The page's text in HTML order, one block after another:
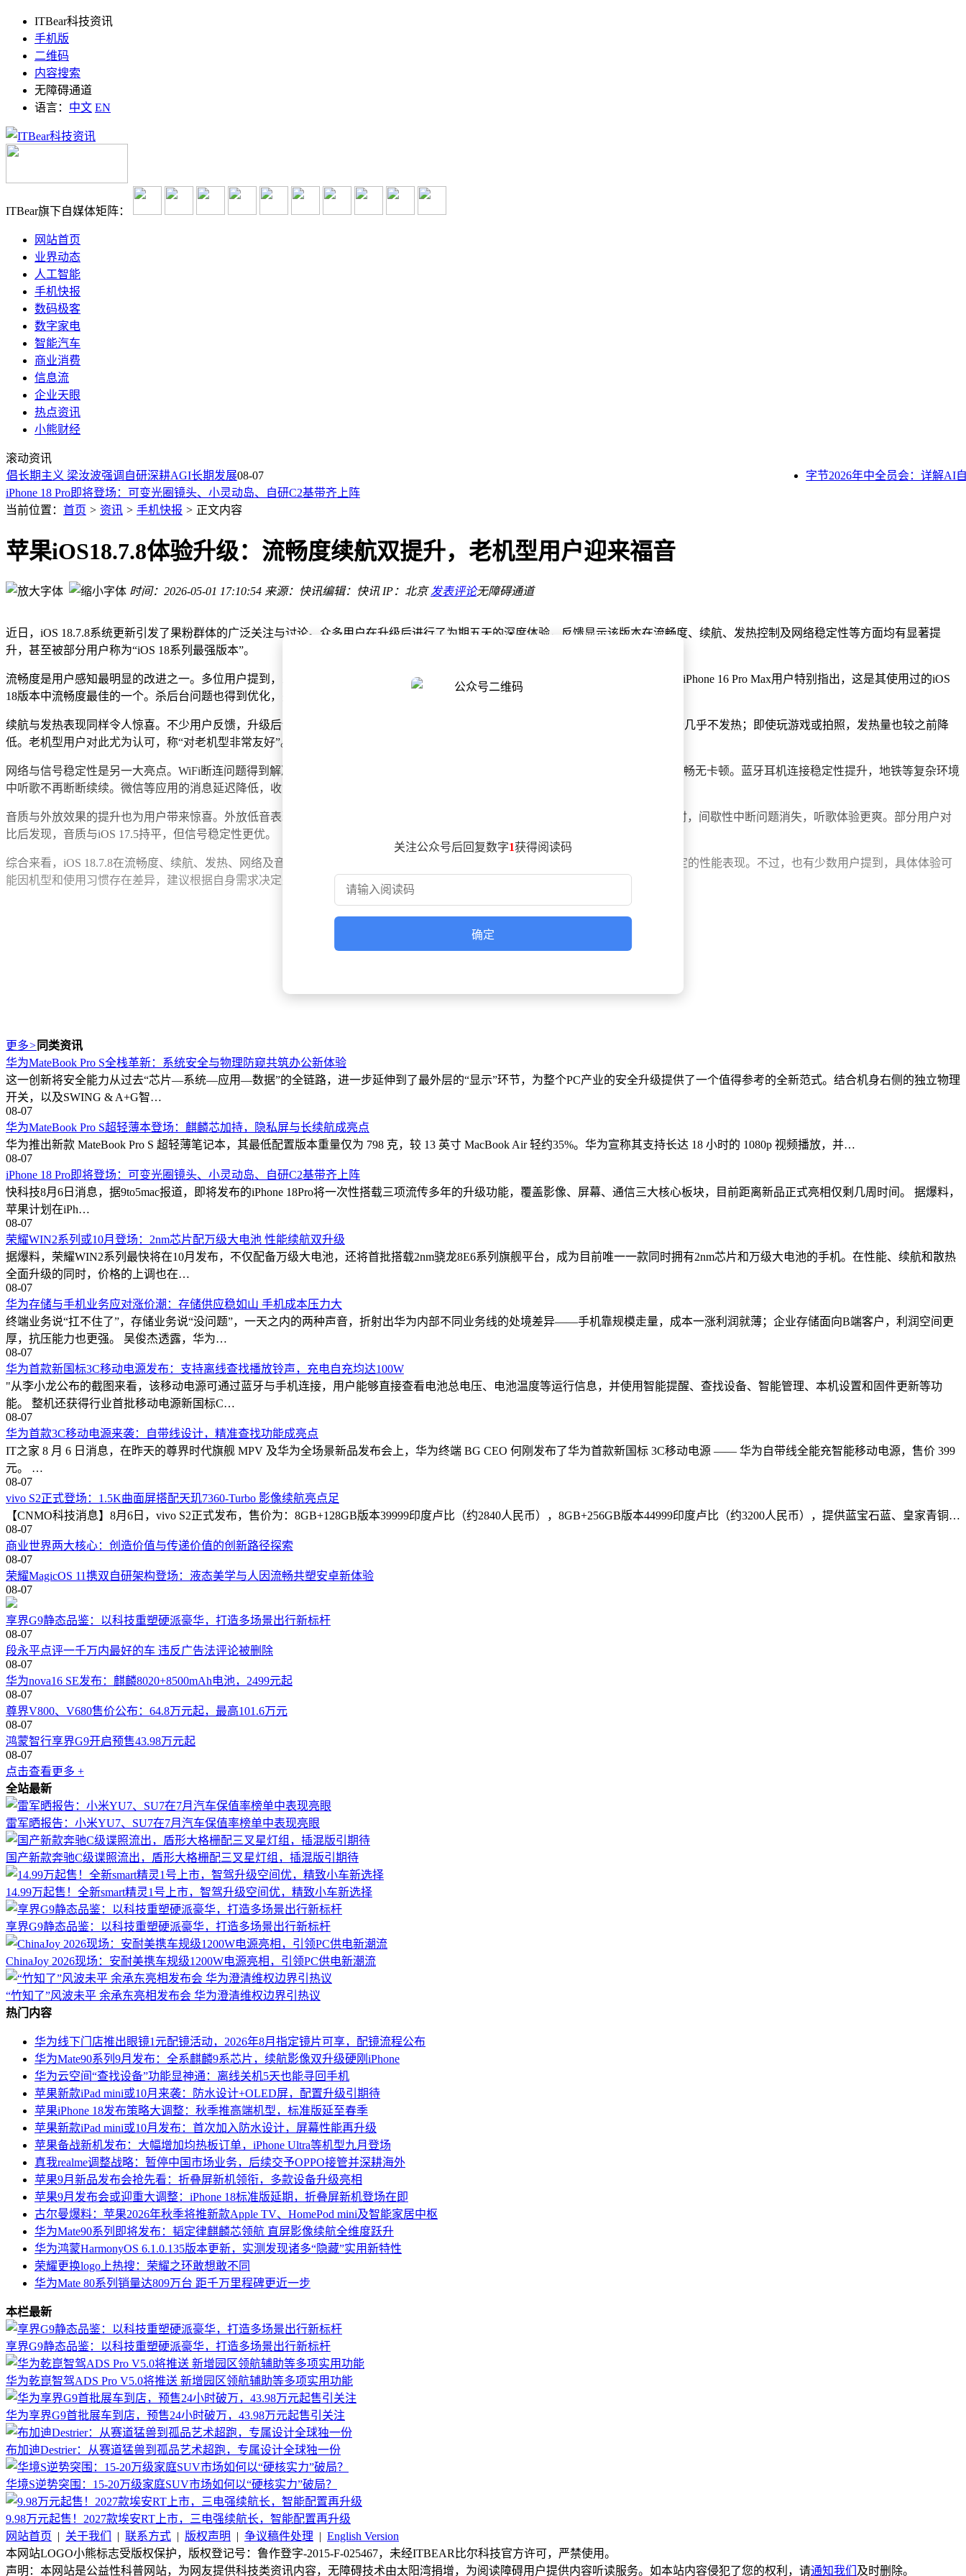
ITBear科技资讯
手机版
二维码
内容搜索
无障碍通道
语言： 中文 EN
ITBear旗下自媒体矩阵：
网站首页
业界动态
人工智能
手机快报
数码极客
数字家电
智能汽车
商业消费
信息流
企业天眼
热点资讯
小熊财经
滚动资讯
长期主义 梁汝波强调自研深耕AGI长期发展08-07 字节2026年中全员会：详解AI自
荣耀MagicOS 11携双自研架构登场：液态美学与人因流畅共塑安卓新体验
华为MateBook Pro S全栈革新：系统安全与物理防窥共筑办公新体验
华为MateBook Pro S超轻薄本登场：麒麟芯加持，隐私屏与长续航成亮点
iPhone 18 Pro即将登场：可变光圈镜头、小灵动岛、自研C2基带齐上阵
荣耀WIN2系列或10月登场：2nm芯片配万级大电池 性能续航双升级
华为首款新国标3C移动电源发布：支持离线查找播放铃声，充电自充均达100W
华为首款3C移动电源来袭：自带线设计，精准查找功能成亮点
商业世界两大核心：创造价值与传递价值的创新路径探索
华为MateBook Pro S全栈革新：系统安全与物理防窥共筑办公新体验
当前位置： 首页 > 资讯 > 手机快报 > 正文内容
苹果iOS18.7.8体验升级：流畅度续航双提升，老机型用户迎来福音
时间：2026-05-01 17:10:54 来源：快讯编辑：快讯 IP：北京 发表评论无障碍通道
近日，iOS 18.7.8系统更新引发了果粉群体的广泛关注与讨论。众多用户在升级后进行了为期五天的深度体验，反馈显示该版本在流畅度、续航、发热控制及网络稳定性等方面均有显著提
升，甚至被部分用户称为“iOS 18系列最强版本”。
流畅度是用户感知最明显的改进之一。多位用户提到，系统运行“如丝般顺滑”，第三方输入法、应用切换等场景的卡顿现象大幅减少。iPhone 16 Pro Max用户特别指出，这是其使用过的iOS
18版本中流畅度最佳的一个。杀后台问题也得到优化，多任务处理体验更稳定。
续航与发热表现同样令人惊喜。不少用户反馈，升级后设备续航时间延长，充电时的发热问题明显改善。日常办公和社交场景下，设备几乎不发热；即使玩游戏或拍照，发热量也较之前降
低。老机型用户对此尤为认可，称“对老机型非常友好”。
网络与信号稳定性是另一大亮点。WiFi断连问题得到解决，5G网速更快，地下停车场等弱信号场景下也能保持3格信号，观看4K视频流畅无卡顿。蓝牙耳机连接稳定性提升，地铁等复杂环境
中听歌不再断断续续。微信等应用的消息延迟降低，收消息更及时。
音质与外放效果的提升也为用户带来惊喜。外放低音表现强劲，听摇滚乐更具沉浸感；音量增大后，户外使用体验更佳。使用AirPods时，间歇性中断问题消失，听歌体验更爽。部分用户对
比后发现，音质与iOS 17.5持平，但信号稳定性更优。
综合来看，iOS 18.7.8在流畅度、续航、发热、网络及音质等方面均有全面优化。尤其推荐iPhone 14以下老机型用户升级，以获得更稳定的性能表现。不过，也有少数用户提到，具体体验可
能因机型和使用习惯存在差异，建议根据自身需求决定是否升级。
关注公众号后回复数字1获得阅读码
确定
更多> 同类资讯
华为MateBook Pro S全栈革新：系统安全与物理防窥共筑办公新体验
这一创新将安全能力从过去“芯片—系统—应用—数据”的全链路，进一步延伸到了最外层的“显示”环节，为整个PC产业的安全升级提供了一个值得参考的全新范式。结合机身右侧的独立物理
开关，以及SWING & A+G智…
08-07
华为MateBook Pro S超轻薄本登场：麒麟芯加持，隐私屏与长续航成亮点
华为推出新款 MateBook Pro S 超轻薄笔记本，其最低配置版本重量仅为 798 克，较 13 英寸 MacBook Air 轻约35%。华为宣称其支持长达 18 小时的 1080p 视频播放，并…
08-07
iPhone 18 Pro即将登场：可变光圈镜头、小灵动岛、自研C2基带齐上阵
快科技8月6日消息，据9to5mac报道，即将发布的iPhone 18Pro将一次性搭载三项流传多年的升级功能，覆盖影像、屏幕、通信三大核心板块，目前距离新品正式亮相仅剩几周时间。 据爆料，
苹果计划在iPh…
08-07
荣耀WIN2系列或10月登场：2nm芯片配万级大电池 性能续航双升级
据爆料，荣耀WIN2系列最快将在10月发布，不仅配备万级大电池，还将首批搭载2nm骁龙8E6系列旗舰平台，成为目前唯一一款同时拥有2nm芯片和万级大电池的手机。在性能、续航和散热
全面升级的同时，价格的上调也在…
08-07
华为存储与手机业务应对涨价潮：存储供应稳如山 手机成本压力大
终端业务说“扛不住了”，存储业务说“没问题”，一天之内的两种声音，折射出华为内部不同业务线的处境差异——手机靠规模走量，成本一涨利润就薄；企业存储面向B端客户，利润空间更
厚，抗压能力也更强。 吴俊杰透露，华为…
08-07
华为首款新国标3C移动电源发布：支持离线查找播放铃声，充电自充均达100W
"从李小龙公布的截图来看，该移动电源可通过蓝牙与手机连接，用户能够直接查看电池总电压、电池温度等运行信息，并使用智能提醒、查找设备、智能管理、本机设置和固件更新等功
能。 整机还获得行业首批移动电源新国标C…
08-07
华为首款3C移动电源来袭：自带线设计，精准查找功能成亮点
IT之家 8 月 6 日消息，在昨天的尊界时代旗舰 MPV 及华为全场景新品发布会上，华为终端 BG CEO 何刚发布了华为首款新国标 3C移动电源 —— 华为自带线全能充智能移动电源，售价 399
元。 …
08-07
vivo S2正式登场：1.5K曲面屏搭配天玑7360-Turbo 影像续航亮点足
【CNMO科技消息】8月6日，vivo S2正式发布，售价为：8GB+128GB版本39999印度卢比（约2840人民币），8GB+256GB版本44999印度卢比（约3200人民币），提供蓝宝石蓝、皇家青铜…
08-07
商业世界两大核心：创造价值与传递价值的创新路径探索
08-07
荣耀MagicOS 11携双自研架构登场：液态美学与人因流畅共塑安卓新体验
08-07
享界G9静态品鉴：以科技重塑硬派豪华，打造多场景出行新标杆
08-07
段永平点评一千万内最好的车 违反广告法评论被删除
08-07
华为nova16 SE发布：麒麟8020+8500mAh电池，2499元起
08-07
尊界V800、V680售价公布：64.8万元起，最高101.6万元
08-07
鸿蒙智行享界G9开启预售43.98万元起
08-07
点击查看更多 +
全站最新
雷军晒报告：小米YU7、SU7在7月汽车保值率榜单中表现亮眼
国产新款奔驰C级谍照流出，盾形大格栅配三叉星灯组，插混版引期待
14.99万起售！全新smart精灵1号上市，智驾升级空间优，精致小车新选择
享界G9静态品鉴：以科技重塑硬派豪华，打造多场景出行新标杆
ChinaJoy 2026现场：安耐美携车规级1200W电源亮相，引领PC供电新潮流
“竹知了”风波未平 余承东亮相发布会 华为澄清维权边界引热议
热门内容
华为线下门店推出眼镜1元配镜活动，2026年8月指定镜片可享，配镜流程公布
华为Mate90系列9月发布：全系麒麟9系芯片，续航影像双升级硬刚iPhone
华为云空间“查找设备”功能显神通：离线关机5天也能寻回手机
苹果新款iPad mini或10月来袭：防水设计+OLED屏，配置升级引期待
苹果iPhone 18发布策略大调整：秋季推高端机型，标准版延至春季
苹果新款iPad mini或10月发布：首次加入防水设计，屏幕性能再升级
苹果备战新机发布：大幅增加均热板订单，iPhone Ultra等机型九月登场
真我realme调整战略：暂停中国市场业务，后续交予OPPO接管并深耕海外
苹果9月新品发布会抢先看：折叠屏新机领衔，多款设备升级亮相
苹果9月发布会或迎重大调整：iPhone 18标准版延期，折叠屏新机登场在即
古尔曼爆料：苹果2026年秋季将推新款Apple TV、HomePod mini及智能家居中枢
华为Mate90系列即将发布：韬定律麒麟芯领航 直屏影像续航全维度跃升
华为鸿蒙HarmonyOS 6.1.0.135版本更新，实测发现诸多“隐藏”实用新特性
荣耀更换logo上热搜：荣耀之环敢想敢不同
华为Mate 80系列销量达809万台 距千万里程碑更近一步
本栏最新
享界G9静态品鉴：以科技重塑硬派豪华，打造多场景出行新标杆
华为乾崑智驾ADS Pro V5.0将推送 新增园区领航辅助等多项实用功能
华为享界G9首批展车到店，预售24小时破万，43.98万元起售引关注
布加迪Destrier：从赛道猛兽到孤品艺术超跑，专属设计全球独一份
华境S逆势突围：15-20万级家庭SUV市场如何以“硬核实力”破局？
9.98万元起售！2027款埃安RT上市，三电强续航长，智能配置再升级
网站首页 | 关于我们 | 联系方式 | 版权声明 | 争议稿件处理 | English Version
本网站LOGO小熊标志受版权保护，版权登记号：鲁作登字-2015-F-025467，未经ITBEAR比尔科技官方许可，严禁使用。
声明：本网站是公益性科普网站，为网友提供科技类资讯内容，无障碍技术由太阳湾捐增，为阅读障碍用户提供内容听读服务。如本站内容侵犯了您的权利，请通知我们 及时删除。